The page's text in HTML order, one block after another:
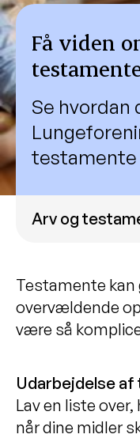
Få viden
Se
testamente
Arv og
Hjælp til at
Den gode
testamente
Testamente kan
overvældende
være så
Udarbejdelse
Lav en liste
når dine midler